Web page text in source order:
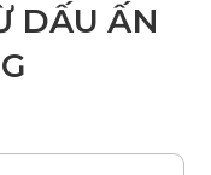
DẤU ẤN